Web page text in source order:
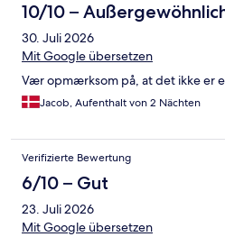
10/10 –
30. Juli 2026
Mit Google übersetzen
Vær opmærksom på, at det ikke er
Jacob, Aufenthalt von 2 Nächten
Verifizierte Bewertung
6/10 – Gut
23. Juli 2026
Mit Google übersetzen